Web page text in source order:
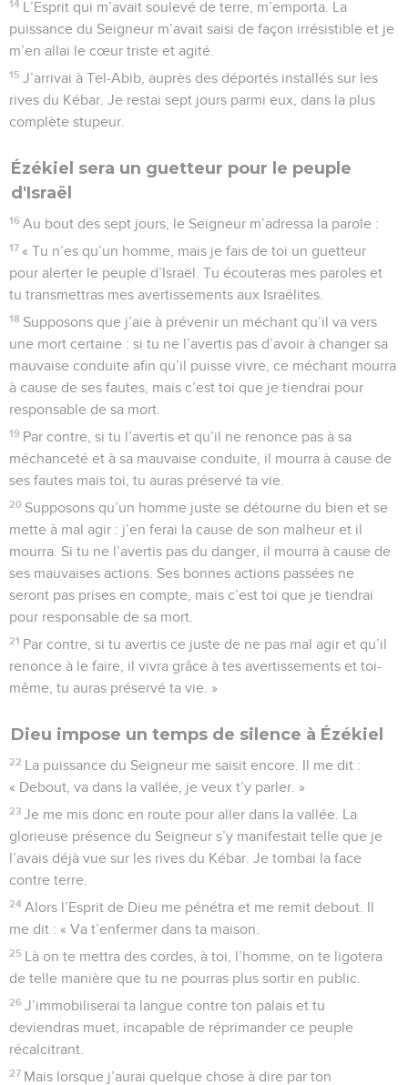
14 L’Esprit qui m’avait soulevé de terre, m’emporta. La
puissance du Seigneur m’avait saisi de façon irrésistible et je
m’en allai le cœur triste et agité.
15 J’arrivai à Tel-Abib, auprès des déportés installés sur les
rives du Kébar. Je restai sept jours parmi eux, dans la plus
complète stupeur.
Ézékiel sera un guetteur pour le peuple
d'Israël
16 Au bout des sept jours, le Seigneur m’adressa la parole :
17 « Tu n’es qu’un homme, mais je fais de toi un guetteur
pour alerter le peuple d’Israël. Tu écouteras mes paroles et
tu transmettras mes avertissements aux Israélites.
18 Supposons que j’aie à prévenir un méchant qu’il va vers
une mort certaine : si tu ne l’avertis pas d’avoir à changer sa
mauvaise conduite afin qu’il puisse vivre, ce méchant mourra
à cause de ses fautes, mais c’est toi que je tiendrai pour
responsable de sa mort.
19 Par contre, si tu l’avertis et qu’il ne renonce pas à sa
méchanceté et à sa mauvaise conduite, il mourra à cause de
ses fautes mais toi, tu auras préservé ta vie.
20 Supposons qu’un homme juste se détourne du bien et se
mette à mal agir : j’en ferai la cause de son malheur et il
mourra. Si tu ne l’avertis pas du danger, il mourra à cause de
ses mauvaises actions. Ses bonnes actions passées ne
seront pas prises en compte, mais c’est toi que je tiendrai
pour responsable de sa mort.
21 Par contre, si tu avertis ce juste de ne pas mal agir et qu’il
renonce à le faire, il vivra grâce à tes avertissements et toi-
même, tu auras préservé ta vie. »
Dieu impose un temps de silence à Ézékiel
22 La puissance du Seigneur me saisit encore. Il me dit :
« Debout, va dans la vallée, je veux t’y parler. »
23 Je me mis donc en route pour aller dans la vallée. La
glorieuse présence du Seigneur s’y manifestait telle que je
l’avais déjà vue sur les rives du Kébar. Je tombai la face
contre terre.
24 Alors l’Esprit de Dieu me pénétra et me remit debout. Il
me dit : « Va t’enfermer dans ta maison.
25 Là on te mettra des cordes, à toi, l’homme, on te ligotera
de telle manière que tu ne pourras plus sortir en public.
26 J’immobiliserai ta langue contre ton palais et tu
deviendras muet, incapable de réprimander ce peuple
récalcitrant.
27 Mais lorsque j’aurai quelque chose à dire par ton